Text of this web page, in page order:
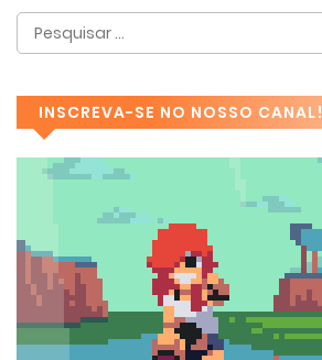
INSCREVA-SE NO NOSSO CANAL!